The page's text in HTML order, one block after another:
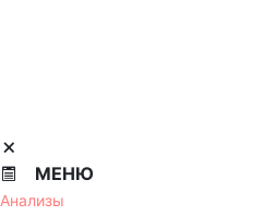
МЕНЮ
Анализы